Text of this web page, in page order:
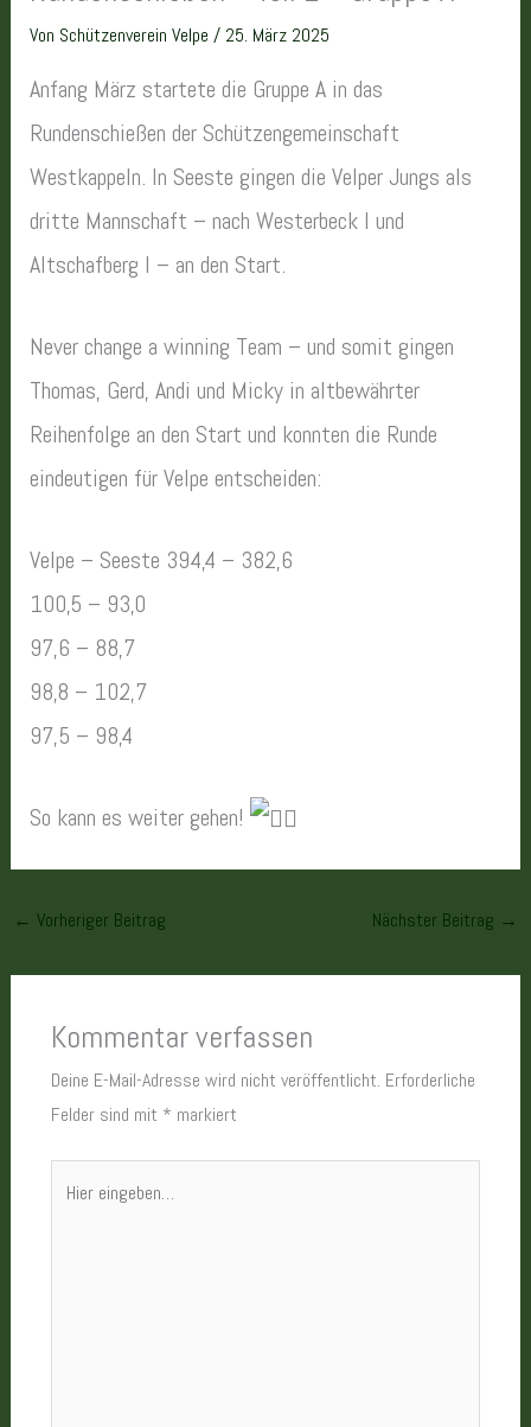
Von Schützenverein Velpe / 25. März 2025
Anfang März startete die Gruppe A in das
Rundenschießen der Schützengemeinschaft
Westkappeln. In Seeste gingen die Velper Jungs als
dritte Mannschaft – nach Westerbeck I und
Altschafberg I – an den Start.
Never change a winning Team – und somit gingen
Thomas, Gerd, Andi und Micky in altbewährter
Reihenfolge an den Start und konnten die Runde
eindeutigen für Velpe entscheiden:
Velpe – Seeste 394,4 – 382,6
100,5 – 93,0
97,6 – 88,7
98,8 – 102,7
97,5 – 98,4
So kann es weiter gehen!
← Vorheriger Beitrag Nächster Beitrag →
Kommentar verfassen
Deine E-Mail-Adresse wird nicht veröffentlicht. Erforderliche
Felder sind mit * markiert
eingeben…